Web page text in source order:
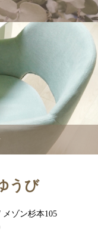
うび
メゾン杉本105